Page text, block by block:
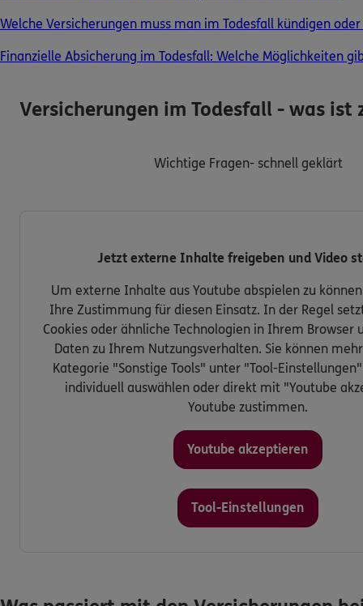
0800 / 3746 095
Kundenportal Log-in
Welche Versicherungen muss man im Todesfall kündigen
Finanzielle Absicherung im Todesfall: Welche Möglichkeiten
Versicherungen im Todesfall - was ist
Wichtige Fragen- schnell geklärt
Jetzt externe Inhalte freigeben und Video
Um externe Inhalte aus Youtube abspielen zu
Ihre Zustimmung für diesen Einsatz. In der Regel
Cookies oder ähnliche Technologien in Ihrem Browser
Daten zu Ihrem Nutzungsverhalten. Sie können
Kategorie "Sonstige Tools" unter "Tool-
individuell auswählen oder direkt mit "Youtube
Youtube zustimmen.
Youtube akzeptieren
Tool-Einstellungen